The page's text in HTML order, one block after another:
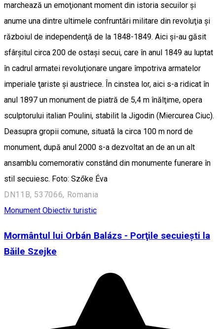
marchează un emoţionant moment din istoria secuilor și
anume una dintre ultimele confruntări militare din revoluţia şi
războiul de independenţă de la 1848-1849. Aici şi-au găsit
sfârşitul circa 200 de ostași secui, care în anul 1849 au luptat
în cadrul armatei revoluţionare ungare împotriva armatelor
imperiale ţariste şi austriece. În cinstea lor, aici s-a ridicat în
anul 1897 un monument de piatră de 5,4 m înălţime, opera
sculptorului italian Poulini, stabilit la Jigodin (Miercurea Ciuc).
Deasupra gropii comune, situată la circa 100 m nord de
monument, după anul 2000 s-a dezvoltat an de an un alt
ansamblu comemorativ constând din monumente funerare în
stil secuiesc. Foto: Szőke Éva
DN11B, 537066, Romania
Monument Obiectiv turistic
Mormântul lui Orbán Balázs - Porţile secuieşti la
Băile Szejke